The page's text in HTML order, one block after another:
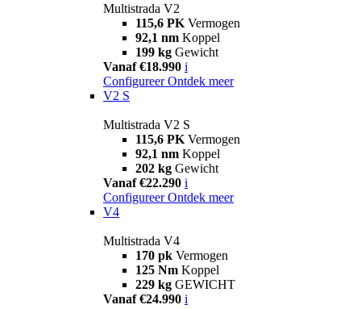
Multistrada V2
115,6 PK Vermogen
92,1 nm Koppel
199 kg Gewicht
Vanaf €18.990 i
Configureer Ontdek meer
V2 S
Multistrada V2 S
115,6 PK Vermogen
92,1 nm Koppel
202 kg Gewicht
Vanaf €22.290 i
Configureer Ontdek meer
V4
Multistrada V4
170 pk Vermogen
125 Nm Koppel
229 kg GEWICHT
Vanaf €24.990 i